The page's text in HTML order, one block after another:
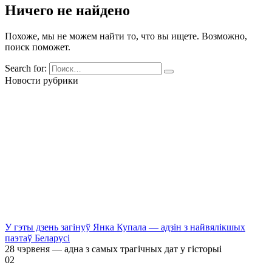
Ничего не найдено
Похоже, мы не можем найти то, что вы ищете. Возможно,
поиск поможет.
Search for:
Новости рубрики
У гэты дзень загінуў Янка Купала — адзін з найвялікшых
паэтаў Беларусі
28 чэрвеня — адна з самых трагічных дат у гісторыі
02